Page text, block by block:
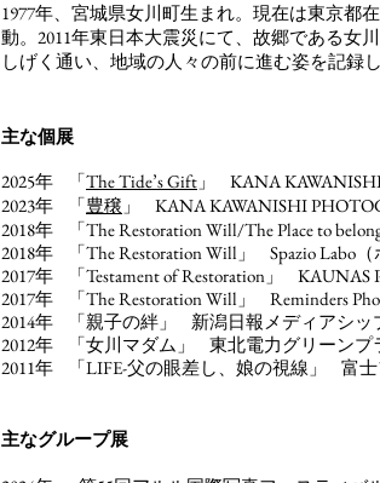
1977年、宮城県女川町生まれ。現在は東京都
動。2011年東日本大震災にて、故郷である女
しげく通い、地域の人々の前に進む姿を記録
主な個展
2025年 「The Tide’s Gift 」 KANA
2023年 「豊穣 」 KANA KAWANISHI
2018年 「The Restoration Will/The Place to
2018年 「The Restoration Will」 Spazio Labo（
2017年 「Testament of Restoration」
KAUNAS
2017年 「The Restoration Will」 Reminders
2014年 「親子の絆」 新潟日報メディアシッ
2012年 「女川マダム」 東北電力グリーンプ
2011年 「LIFE-父の眼差し、娘の視線」 富士
主なグループ展